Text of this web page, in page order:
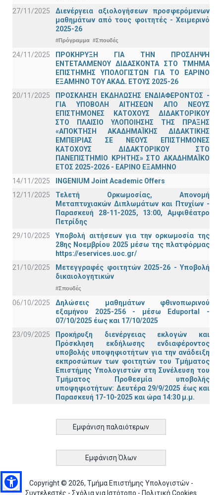
27/11/2025
Διενέργεια αξιολογήσεων προσφερόμενων
μαθημάτων από τους φοιτητές - Χειμερινό
2025-26
#Πρόγραμμα #Σπουδές
24/11/2025
ΠΡΟΚΗΡΥΞΗ ΓΙΑ ΤΗΝ ΠΡΟΣΛΗΨΗ
ΕΝΤΕΤΑΛΜΕΝΟΥ ΔΙΔΑΣΚΟΝΤΑ ΣΤΟ ΤΜΗΜΑ
ΕΠΙΣΤΗΜΗΣ ΥΠΟΛΟΓΙΣΤΩΝ ΓΙΑ ΤΟ ΕΑΡΙΝΟ
ΕΞΑΜΗΝΟ ΤΟΥ ΑΚΑΔ. ΕΤΟΥΣ 2025-26
20/11/2025
ΠΡΟΣΚΛΗΣΗ ΕΚΔΗΛΩΣΗΣ ΕΝΔΙΑΦΕΡΟΝΤΟΣ -
ΓΙΑ ΥΠΟΒΟΛΗ ΑΙΤΗΣΕΩΝ ΑΠΟ ΝΕΟΥΣ
ΕΠΙΣΤΗΜΟΝΕΣ ΚΑΤΟΧΟΥΣ ΔΙΔΑΚΤΟΡΙΚΟΥ
ΣΤΟ ΠΛΑΙΣΙΟ ΥΛΟΠΟΙΗΣΗΣ ΤΗΣ ΠΡΑΞΗΣ
«ΑΠΟΚΤΗΣΗ ΑΚΑΔΗΜΑΪΚΗΣ ΔΙΔΑΚΤΙΚΗΣ
ΕΜΠΕΙΡΙΑΣ ΣΕ ΝΕΟΥΣ ΕΠΙΣΤΗΜΟΝΕΣ
ΚΑΤΟΧΟΥΣ ΔΙΔΑΚΤΟΡΙΚΟΥ ΣΤΟ
ΠΑΝΕΠΙΣΤΗΜΙΟ ΚΡΗΤΗΣ» ΣΤΟ ΑΚΑΔΗΜΑΪΚΟ
ΕΤΟΣ 2025-2026 - ΕΑΡΙΝΟ ΕΞΑΜΗΝΟ
14/11/2025
INGENIUM Joint Academic Offers
12/11/2025
Τελετή Ορκωμοσίας, Απονομή
Μεταπτυχιακών Διπλωμάτων και Πτυχίων -
Παρασκευή 28-11-2025, 13:00, Αμφιθέατρο
Πετρίδης
29/10/2025
Υποβολή αιτήσεων για την ορκωμοσία της
28ης Νοεμβρίου 2025 μέσω της πλατφόρμας
https://eservices.uoc.gr/
21/10/2025
Μετεγγραφές φοιτητών 2025-26 - Υποβολή
δικαιολογητικών
#Σπουδές
06/10/2025
Δηλώσεις μαθημάτων φθινοπωρινού
εξαμήνου 2025-256 - μέσω Εduportal -
07/10/2025 έως και 17/10/2025
23/09/2025
Προκήρυξη διενέργειας εκλογών και
Πρόσκληση εκδήλωσης ενδιαφέροντος
υποβολής υποψηφιοτήτων για την ανάδειξη
εκπροσώπων των φοιτητών του Τμήματος
Επιστήμης Υπολογιστών στη Συνέλευση του
Τμήματος Προθεσμία υποβολής
υποψηφιοτήτων: Δευτέρα 29/9/2025 έως και
Παρασκευή 17-10-2025 και ώρα 14:30 μ.μ.
Εμφάνιση παλαιότερων
Εμφάνιση Όλων
Copyright © 2026, Τμήμα Επιστήμης Υπολογιστών -
Συντελεστές - Σχόλια για Ιστότοπο - Πολιτική Cookies